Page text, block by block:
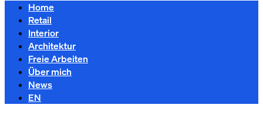
Home
Retail
Interior
Architektur
Freie Arbeiten
Über mich
News
EN